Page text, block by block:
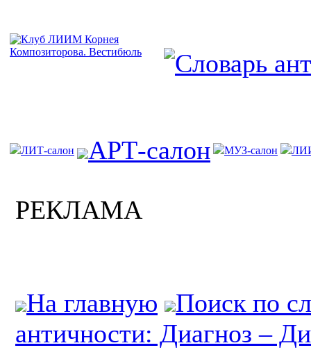
ЛИТ-салон АРТ-салон МУЗ-салон
РЕКЛАМА
На главную
Поиск по
античности: Диагноз –